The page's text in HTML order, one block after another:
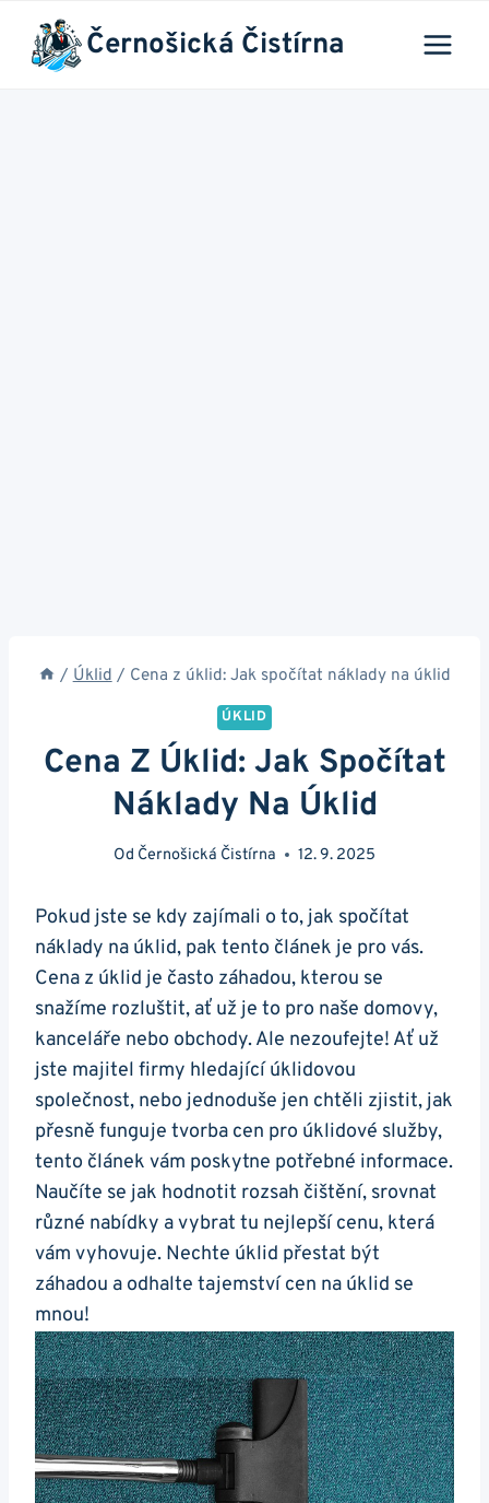
Přeskočit
obsah
Černošická Čistírna
/ Úklid / Cena z úklid: Jak spočítat náklady na úklid
ÚKLID
Cena Z Úklid: Jak Spočítat
Náklady Na Úklid
Od Černošická Čistírna 12. 9. 2025
Pokud jste se kdy zajímali o to, jak spočítat
náklady na úklid, pak tento článek je pro vás.
Cena z úklid je často záhadou, kterou se
snažíme rozluštit, ať už je to pro naše domovy,
kanceláře nebo obchody. Ale nezoufejte! Ať už
jste majitel firmy hledající úklidovou
společnost, nebo jednoduše jen chtěli zjistit, jak
přesně funguje tvorba cen pro úklidové služby,
tento článek vám poskytne potřebné informace.
Naučíte se jak hodnotit rozsah čištění, srovnat
různé nabídky a vybrat tu nejlepší cenu, která
vám vyhovuje. Nechte úklid přestat být
záhadou a odhalte tajemství cen na úklid se
mnou!